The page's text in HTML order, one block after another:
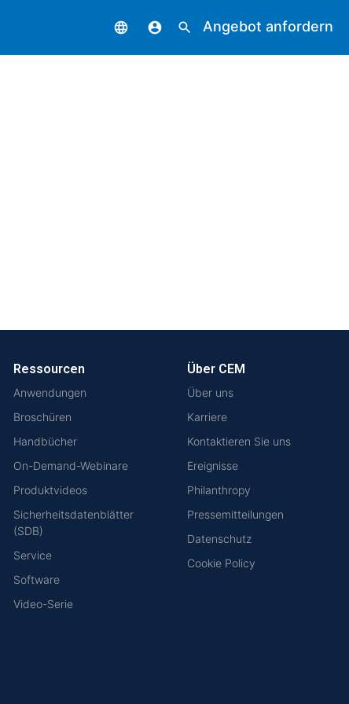
language account_circle search Angebot anfordern
Ressourcen
Anwendungen
Broschüren
Handbücher
On-Demand-Webinare
Produktvideos
Sicherheitsdatenblätter
(SDB)
Service
Software
Video-Serie
Über CEM
Über uns
Karriere
Kontaktieren Sie uns
Ereignisse
Philanthropy
Pressemitteilungen
Datenschutz
Cookie Policy